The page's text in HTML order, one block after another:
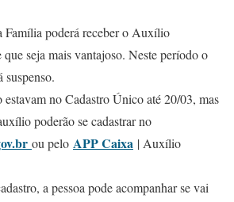
Família poderá receber o Auxílio
seja mais vantajoso. Neste período o
estavam no Cadastro Único até 20/03, mas
poderão se cadastrar no
ou pelo APP Caixa | Auxílio
a pessoa pode acompanhar se vai